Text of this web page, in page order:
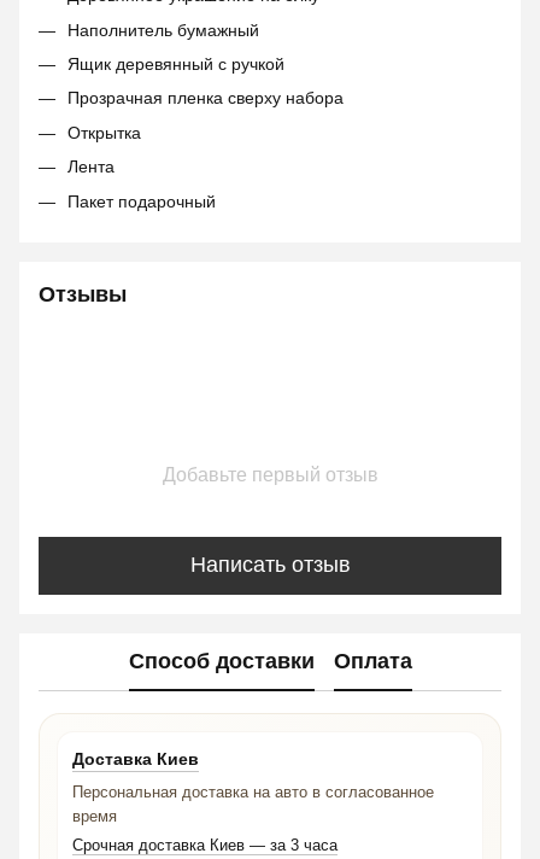
Наполнитель бумажный
Ящик деревянный с ручкой
Прозрачная пленка сверху набора
Открытка
Лента
Пакет подарочный
Отзывы
Добавьте первый отзыв
Написать отзыв
Способ доставки Оплата
Доставка Киев
Персональная доставка на авто в согласованное
время
Срочная доставка Киев — за 3 часа